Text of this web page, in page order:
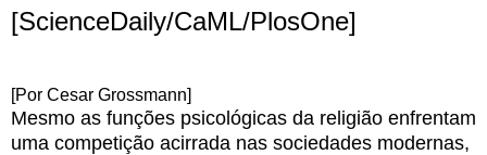
[ScienceDaily/CaML/PlosOne]
[Por Cesar Grossmann]
Mesmo as funções psicológicas da religião enfrentam
uma competição acirrada nas sociedades modernas,